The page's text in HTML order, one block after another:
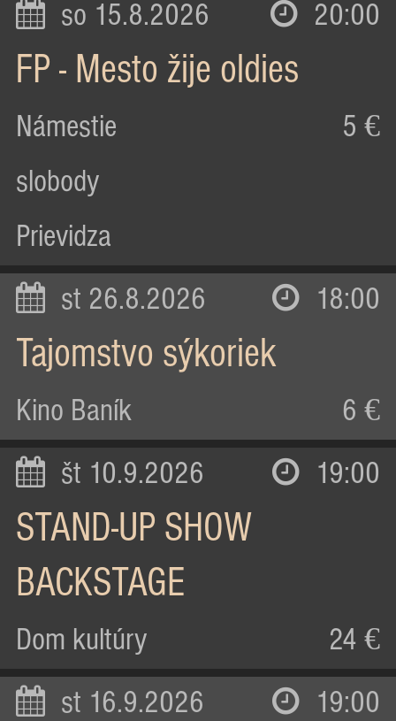
so 15.8.2026 20:00
FP - Mesto žije oldies
Námestie
slobody
Prievidza
5 €
st 26.8.2026 18:00
Tajomstvo sýkoriek
Kino Baník 6 €
št 10.9.2026 19:00
STAND-UP SHOW
BACKSTAGE
Dom kultúry 24 €
st 16.9.2026 19:00